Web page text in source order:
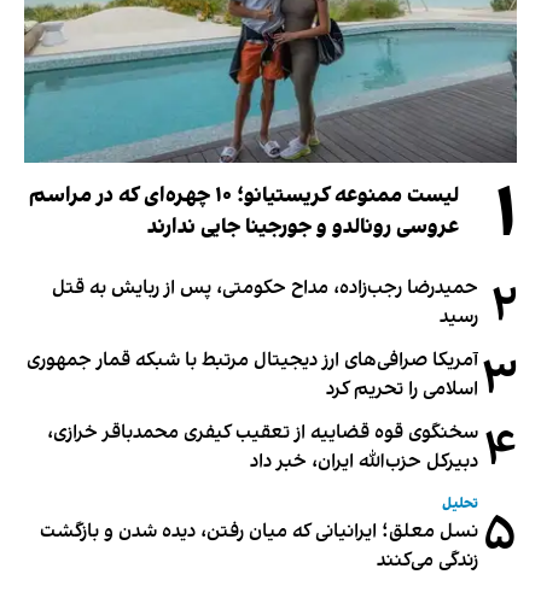
۱
لیست ممنوعه کریستیانو؛ ۱۰ چهره‌ای که در مراسم
عروسی رونالدو و جورجینا جایی ندارند
۲ حمیدرضا رجب‌زاده، مداح حکومتی، پس از ربایش به قتل
رسید
۳آمریکا صرافی‌های ارز دیجیتال مرتبط با شبکه قمار جمهوری
اسلامی را تحریم کرد
۴ سخنگوی قوه قضاییه از تعقیب کیفری محمدباقر خرازی،
دبیر‌کل حزب‌الله ایران، خبر داد
۵ تحلیل
نسل معلق؛ ایرانیانی که میان رفتن، دیده شدن و بازگشت
زندگی می‌کنند